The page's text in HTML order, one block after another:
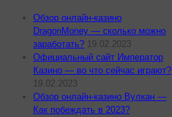
Обзор онлайн-казино
DragonMoney — сколько можно
заработать? 19.02.2023
Официальный сайт Император
Казино — во что сейчас играют?
19.02.2023
Обзор онлайн-казино Вулкан —
Как побеждать в 2023?